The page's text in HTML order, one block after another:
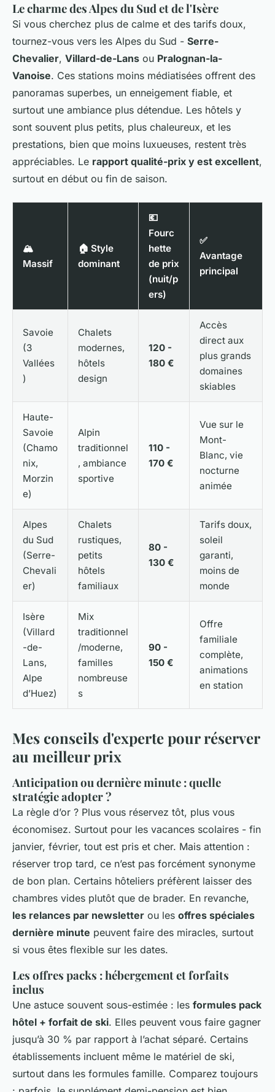
Le charme des Alpes du Sud et de l'Isère
Si vous cherchez plus de calme et des tarifs doux,
tournez-vous vers les Alpes du Sud - Serre-
Chevalier, Villard-de-Lans ou Pralognan-la-
Vanoise. Ces stations moins médiatisées offrent des
panoramas superbes, un enneigement fiable, et
surtout une ambiance plus détendue. Les hôtels y
sont souvent plus petits, plus chaleureux, et les
prestations, bien que moins luxueuses, restent très
appréciables. Le rapport qualité-prix y est excellent,
surtout en début ou fin de saison.
🏔️
Massif
🏠 Style
dominant
💶
Fourc
hette
de prix
(nuit/p
ers)
✅
Avantage
principal
Savoie
(3
Vallées
)
Chalets
modernes,
hôtels
design
120 -
180 €
Accès
direct aux
plus grands
domaines
skiables
Haute-
Savoie
(Chamo
nix,
Morzin
e)
Alpin
traditionnel
, ambiance
sportive
110 -
170 €
Vue sur le
Mont-
Blanc, vie
nocturne
animée
Alpes
du Sud
(Serre-
Chevali
er)
Chalets
rustiques,
petits
hôtels
familiaux
80 -
130 €
Tarifs doux,
soleil
garanti,
moins de
monde
Isère
(Villard
-de-
Lans,
Alpe
d’Huez)
Mix
traditionnel
/moderne,
familles
nombreuse
s
90 -
150 €
Offre
familiale
complète,
animations
en station
Mes conseils d'experte pour réserver
au meilleur prix
Anticipation ou dernière minute : quelle
stratégie adopter ?
La règle d’or ? Plus vous réservez tôt, plus vous
économisez. Surtout pour les vacances scolaires - fin
janvier, février, tout est pris et cher. Mais attention :
réserver trop tard, ce n’est pas forcément synonyme
de bon plan. Certains hôteliers préfèrent laisser des
chambres vides plutôt que de brader. En revanche,
les relances par newsletter ou les offres spéciales
dernière minute peuvent faire des miracles, surtout
si vous êtes flexible sur les dates.
Les offres packs : hébergement et forfaits
inclus
Une astuce souvent sous-estimée : les formules pack
hôtel + forfait de ski. Elles peuvent vous faire gagner
jusqu’à 30 % par rapport à l’achat séparé. Certains
établissements incluent même le matériel de ski,
surtout dans les formules famille. Comparez toujours